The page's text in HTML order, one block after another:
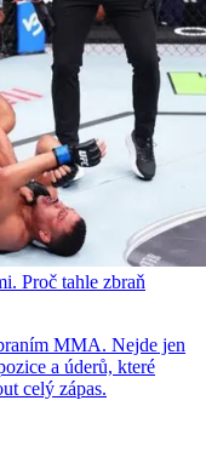
Proč tahle zbraň
MMA. Nejde jen
a úderů, které
celý zápas.